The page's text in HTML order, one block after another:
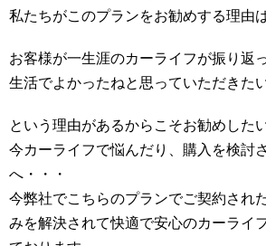
私たちがこのプランをお勧めする理由
お客様が一生涯のカーライフが振り返
生活でよかったねと思っていただきたい
という理由があるからこそお勧めした
今カーライフで悩んだり、購入を検討
へ・・・
今弊社でこちらのプランでご契約され
みを解決されて快適で安心のカーライ